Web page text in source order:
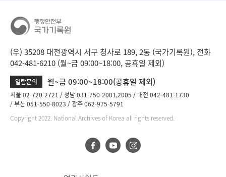
(우) 35208 대전광역시 서구 청사로 189, 2동 (국가기록원), 전화
042-481-6210 (월~금 09:00~18:00, 공휴일 제외)
열람문의 월~금 09:00~18:00(공휴일 제외)
서울 02-720-2721 성남 031-750-2001,2005
대전 042-481-1730
부산 051-550-8023
광주 062-975-5791
Copyright 2022. National Archives of Korea all rights reserved.